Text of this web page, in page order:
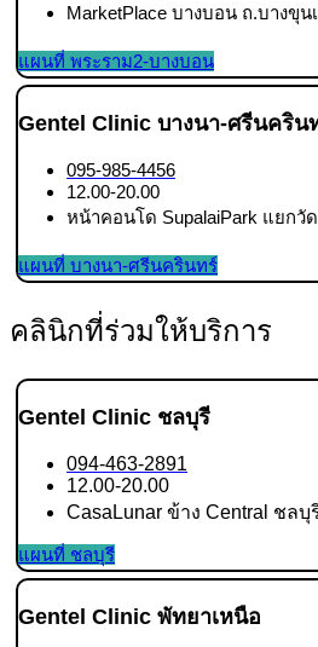
MarketPlace บางบอน ถ.บางขุน
แผนที่ พระราม2-บางบอน
Gentel Clinic บางนา-ศรีนคริน
095-985-4456
12.00-20.00
หน้าคอนโด SupalaiPark แยกวั
แผนที่ บางนา-ศรีนครินทร์
คลินิกที่ร่วมให้บริการ
Gentel Clinic ชลบุรี
094-463-2891
12.00-20.00
CasaLunar ข้าง Central ชลบุ
แผนที่ ชลบุรี
Gentel Clinic พัทยาเหนือ